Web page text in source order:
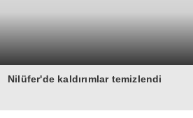
Nilüfer'de kaldırımlar temizlendi